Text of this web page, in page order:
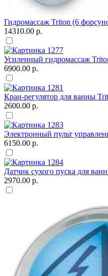
Гидромассаж Triton (6
14310.00 р.
Усиленный гидромассаж
6900.00 р.
Кран-регулятор для ванны
2600.00 р.
Электронный пульт
6150.00 р.
Датчик сухого пуска для
2970.00 р.